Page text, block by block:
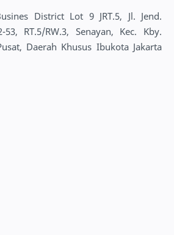
District Lot 9 JRT.5, Jl. Jend.
53, RT.5/RW.3, Senayan, Kec. Kby.
Daerah Khusus Ibukota Jakarta